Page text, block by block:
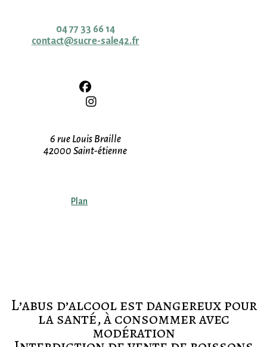
04 77 33 66 14
contact@sucre-sale42.fr
6 rue Louis Braille
42000 Saint-étienne
Plan
L’abus d’alcool est dangereux pour
la santé, à consommer avec
modération